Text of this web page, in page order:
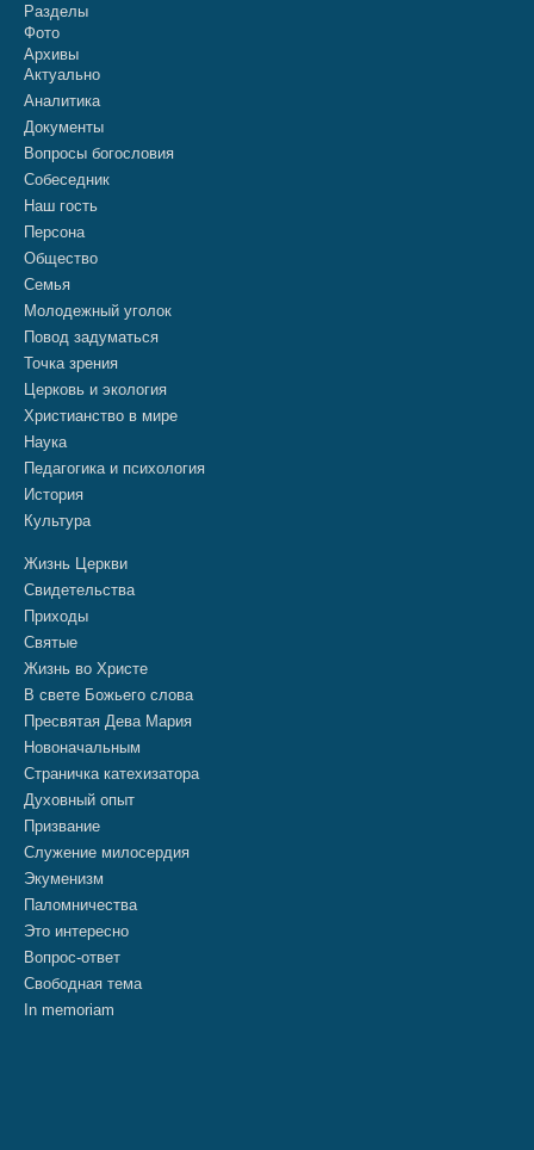
Разделы
Фото
Архивы
Актуально
Аналитика
Документы
Вопросы богословия
Собеседник
Наш гость
Персона
Общество
Семья
Молодежный уголок
Повод задуматься
Точка зрения
Церковь и экология
Христианство в мире
Наука
Педагогика и психология
История
Культура
Жизнь Церкви
Свидетельства
Приходы
Святые
Жизнь во Христе
В свете Божьего слова
Пресвятая Дева Мария
Новоначальным
Страничка катехизатора
Духовный опыт
Призвание
Служение милосердия
Экуменизм
Паломничества
Это интересно
Вопрос-ответ
Свободная тема
In memoriam